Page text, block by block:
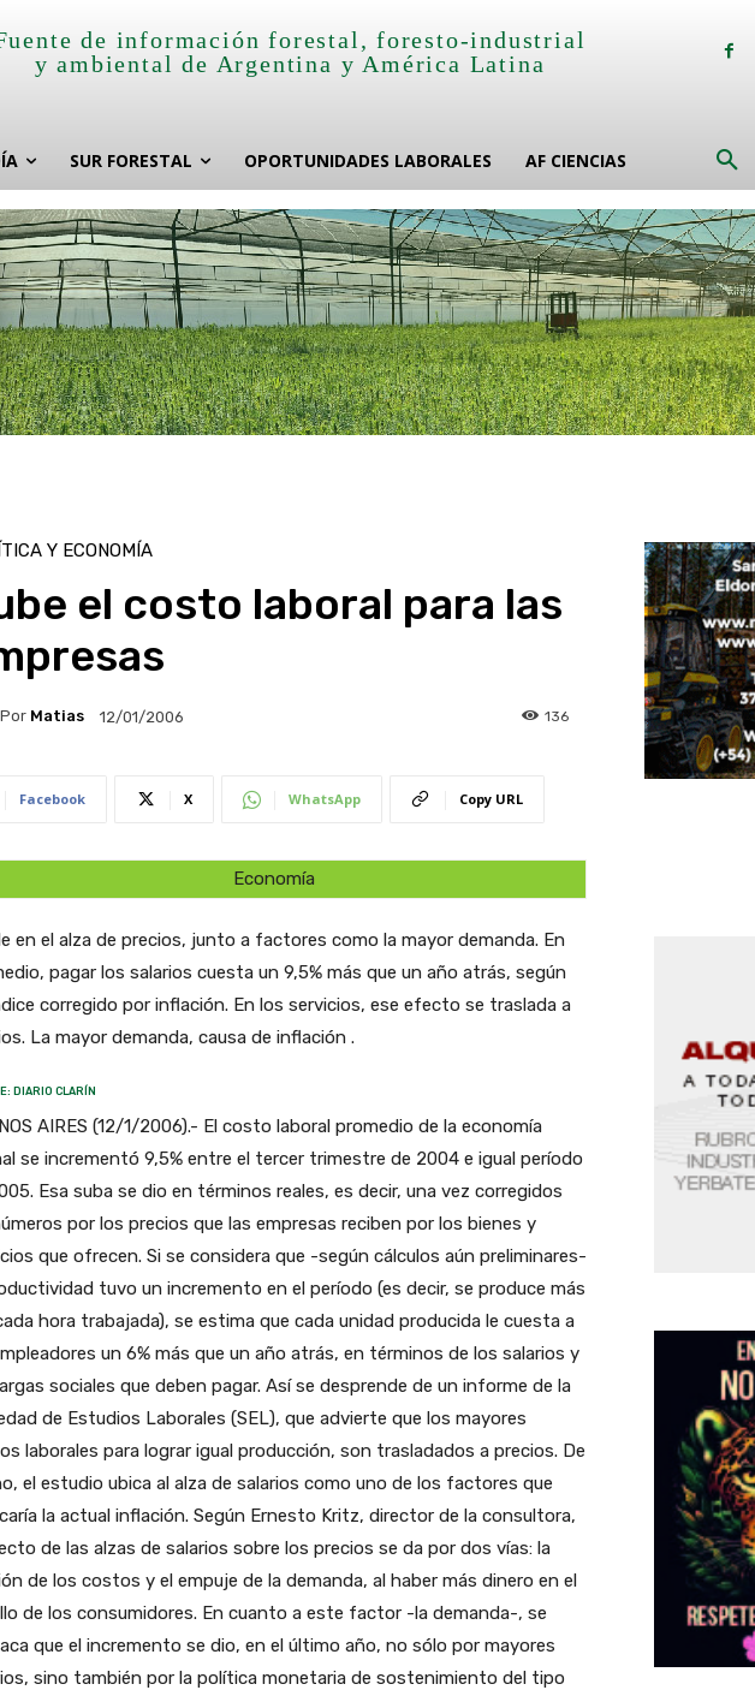
de información forestal, foresto-industrial
y ambiental de Argentina y América Latina
SUR FORESTAL OPORTUNIDADES LABORALES AF CIENCIAS
Y ECONOMÍA
el costo laboral para las
Por Matias 12/01/2006 136
Facebook X WhatsApp Copy URL
Economía
en el alza de precios, junto a factores como la mayor demanda. En
pagar los salarios cuesta un 9,5% más que un año atrás, según
corregido por inflación. En los servicios, ese efecto se traslada a
La mayor demanda, causa de inflación .
DIARIO CLARÍN
AIRES (12/1/2006).- El costo laboral promedio de la economía
se incrementó 9,5% entre el tercer trimestre de 2004 e igual período
Esa suba se dio en términos reales, es decir, una vez corregidos
por los precios que las empresas reciben por los bienes y
que ofrecen. Si se considera que -según cálculos aún preliminares-
tuvo un incremento en el período (es decir, se produce más
hora trabajada), se estima que cada unidad producida le cuesta a
un 6% más que un año atrás, en términos de los salarios y
sociales que deben pagar. Así se desprende de un informe de la
de Estudios Laborales (SEL), que advierte que los mayores
laborales para lograr igual producción, son trasladados a precios. De
el estudio ubica al alza de salarios como uno de los factores que
la actual inflación. Según Ernesto Kritz, director de la consultora,
de las alzas de salarios sobre los precios se da por dos vías: la
de los costos y el empuje de la demanda, al haber más dinero en el
de los consumidores. En cuanto a este factor -la demanda-, se
que el incremento se dio, en el último año, no sólo por mayores
sino también por la política monetaria de sostenimiento del tipo